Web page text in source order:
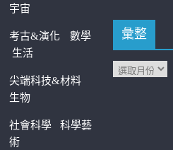
宇宙
考古&演化
數學
生活
尖端科技&材料
生物
社會科學科學藝
術
彙整